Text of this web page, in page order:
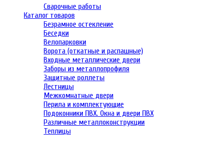
Сварочные работы
Каталог товаров
Безрамное остекление
Беседки
Велопарковки
Ворота (откатные и распашные)
Входные металлические двери
Заборы из металлопрофиля
Защитные роллеты
Лестницы
Межкомнатные двери
Перила и комплектующие
Подоконники ПВХ. Окна и двери ПВХ
Различные металлоконструкции
Теплицы